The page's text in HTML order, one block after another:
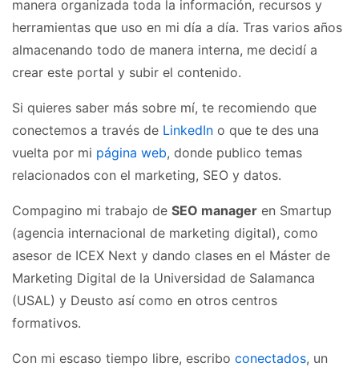
manera organizada toda la información, recursos y
herramientas que uso en mi día a día. Tras varios años
almacenando todo de manera interna, me decidí a
crear este portal y subir el contenido.
Si quieres saber más sobre mí, te recomiendo que
conectemos a través de LinkedIn o que te des una
vuelta por mi página web, donde publico temas
relacionados con el marketing, SEO y datos.
Compagino mi trabajo de SEO manager en Smartup
(agencia internacional de marketing digital), como
asesor de ICEX Next y dando clases en el Máster de
Marketing Digital de la Universidad de Salamanca
(USAL) y Deusto así como en otros centros
formativos.
Con mi escaso tiempo libre, escribo conectados, un